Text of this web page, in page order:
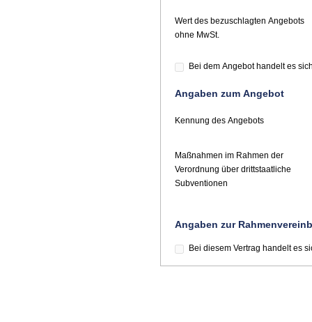
Wert des bezuschlagten Angebots
ohne MwSt.
Bei dem Angebot handelt es
Angaben zum Angebot
Kennung des Angebots
Maßnahmen im Rahmen der
Verordnung über drittstaatliche
Subventionen
Angaben zur
Bei diesem Vertrag handelt es